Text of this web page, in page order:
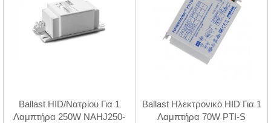
Ballast HID/Νατρίου Για 1
Λαμπτήρα 250W NAHJ250-
Ballast Ηλεκτρονικό HID Για 1
Λαμπτήρα 70W PTI-S